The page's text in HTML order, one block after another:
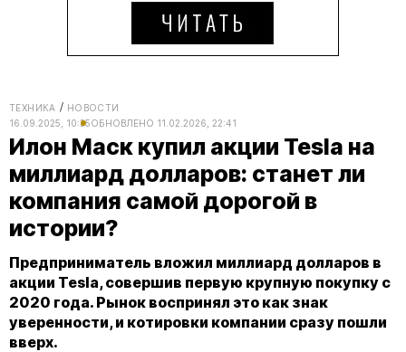
ТЕХНИКА
НОВОСТИ
16.09.2025, 10:35ОБНОВЛЕНО 11.02.2026, 22:41
Илон Маск купил акции Tesla на
миллиард долларов: станет ли
компания самой дорогой в
истории?
Предприниматель вложил миллиард долларов в
акции Tesla, совершив первую крупную покупку с
2020 года. Рынок воспринял это как знак
уверенности, и котировки компании сразу пошли
вверх.